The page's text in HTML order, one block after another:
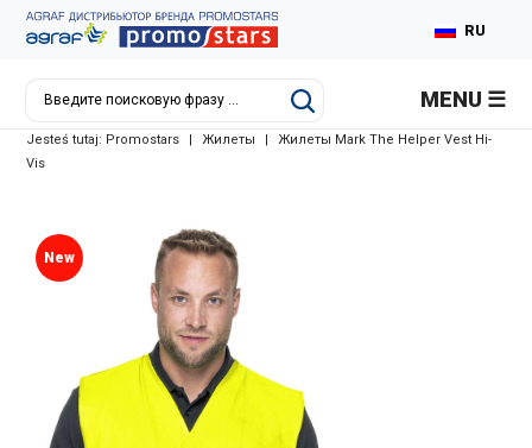
EN
DE
RU
MENU
Jesteś tutaj: Promostars | Жилеты |
Жилеты Mark The Helper Vest Hi-
Vis
New